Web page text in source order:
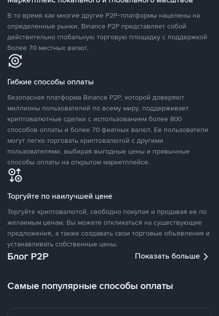
В то время как многие другие P2P-платформы нацелены на
определенные рынки, Binance P2P представляет собой
действительно глобальную торговую площадку с поддержкой
более 70 местных валют.
Гибкие способы оплаты
Безопасная платформа Binance P2P, которой доверяют
миллионы пользователей по всему миру, поддерживает
криптовалютные сделки с использованием более 800
способов оплаты и более 70 фиатных валют. Ее пользователи
могут легко торговать криптовалютой с другими
пользователями, выбирая выгодные цены и привычные
способы оплаты на открытом маркетплейсе.
Торгуйте по наилучшей цене
Торгуйте криптовалютой, свободно покупая и продавая ее по
желаемым ценам. Вы можете откликаться на существующие
предложения, а также создавать свои торговые объявления и
устанавливать собственные цены.
Блог P2P Показать больше
Самые популярные способы оплаты